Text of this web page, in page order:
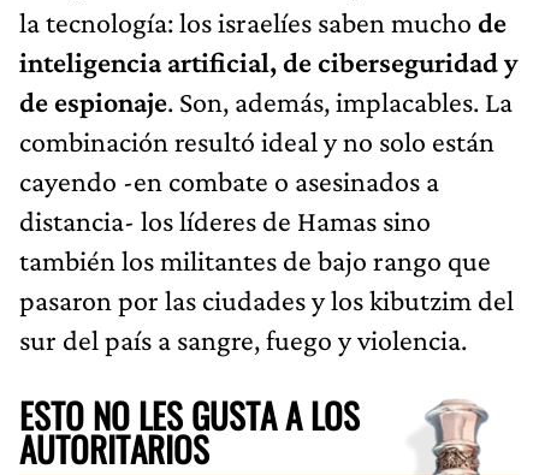
la tecnología: los israelíes saben mucho de
inteligencia artificial, de ciberseguridad y
de espionaje. Son, además, implacables. La
combinación resultó ideal y no solo están
cayendo -en combate o asesinados a
distancia- los líderes de Hamas sino
también los militantes de bajo rango que
pasaron por las ciudades y los kibutzim del
sur del país a sangre, fuego y violencia.
ESTO NO LES GUSTA A LOS
AUTORITARIOS